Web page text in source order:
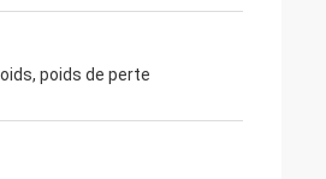
poids de perte